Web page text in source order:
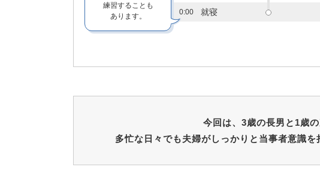
練習することも
あります。
0:00 就寝
今回は、3歳の長男と1歳
多忙な日々でも夫婦がしっかりと当事者意識